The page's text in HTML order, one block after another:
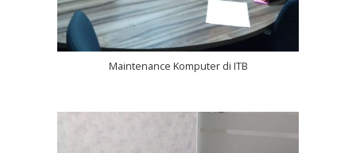
Maintenance Komputer di ITB